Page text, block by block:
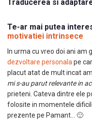
Traducerea si
Te-ar mai putea
motivatiei intrinsece
In urma cu vreo doi ani am
dezvoltare personala pe
placut atat de mult incat
mi s-au parut relevante in
prieteni. Cateva dintre ele
folosite in momentele
prezente pe Pamant… 🙂